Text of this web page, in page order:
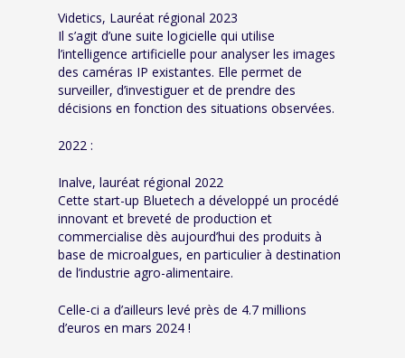
Videtics, Lauréat régional 2023
Il s’agit d’une suite logicielle qui utilise
l’intelligence artificielle pour analyser les images
des caméras IP existantes. Elle permet de
surveiller, d’investiguer et de prendre des
décisions en fonction des situations observées.
2022 :
Inalve, lauréat régional 2022
Cette start-up Bluetech a développé un procédé
innovant et breveté de production et
commercialise dès aujourd’hui des produits à
base de microalgues, en particulier à destination
de l’industrie agro-alimentaire.
Celle-ci a d’ailleurs levé près de 4.7 millions
d’euros en mars 2024 !